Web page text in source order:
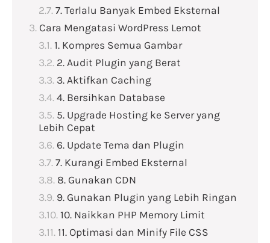
7. Terlalu Banyak Embed Eksternal
Cara Mengatasi WordPress Lemot
1. Kompres Semua Gambar
2. Audit Plugin yang Berat
3. Aktifkan Caching
4. Bersihkan Database
5. Upgrade Hosting ke Server yang
Lebih Cepat
6. Update Tema dan Plugin
7. Kurangi Embed Eksternal
8. Gunakan CDN
9. Gunakan Plugin yang Lebih Ringan
10. Naikkan PHP Memory Limit
11. Optimasi dan Minify File CSS